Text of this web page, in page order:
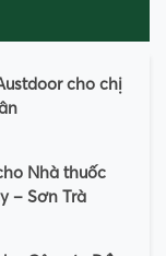
cho chị
Nhà thuốc
– Sơn Trà